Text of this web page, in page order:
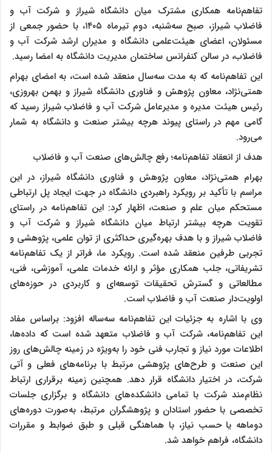
تفاهم‌نامه همکاری مشترک میان دانشگاه شیراز و شرکت آب و
فاضلاب شیراز، صبح سه‌شنبه، دوم تیرماه ۱۴۰۵، با حضور جمعی از
مسئولان، اعضای هیئت‌علمی دانشگاه و مدیران ارشد شرکت آب و
فاضلاب، در سالن کنفرانس ساختمان مدیریت دانشگاه به امضا رسید.
این تفاهم‌نامه که به مدت سه‌سال منعقد شده است، به امضای بهرام
همتی‌نژاد، معاون پژوهش و فناوری دانشگاه شیراز و بهمن بهروزی،
رئیس هیئت مدیره و مدیرعامل شرکت آب و فاضلاب شیراز رسید که
گامی مهم در راستای پیوند هرچه بیشتر صنعت و دانشگاه به شمار
می‌رود.
هدف از انعقاد تفاهم‌نامه؛ رفع چالش‌های صنعت آب و فاضلاب
بهرام همتی‌نژاد، معاون پژوهش و فناوری دانشگاه شیراز، در این
مراسم با تأکید بر رویکرد راهبردی دانشگاه در جهت ایجاد پل ارتباطی
مستحکم میان علم و صنعت، اظهار کرد: این تفاهم‌نامه در راستای
تقویت هرچه بیشتر ارتباط میان دانشگاه شیراز و شرکت آب و
فاضلاب شیراز و با هدف بهره‌گیری حداکثری از توان علمی، پژوهشی و
تجربی طرفین منعقد شده است. رویکرد ما، فراتر از یک تفاهم‌نامه
تشریفاتی، جلب همکاری مؤثر و ارائه خدمات علمی، آموزشی، فنی،
مطالعاتی و گسترش تحقیقات توسعه‌ای و کاربردی در حوزه‌های
اولویت‌دار صنعت آب و فاضلاب است.
وی با اشاره به جزئیات این تفاهم‌نامه سه‌ساله افزود: براساس مفاد
این تفاهم‌نامه، شرکت آب و فاضلاب متعهد شده است که داده‌ها،
اطلاعات مورد نیاز و تجارب فنی خود را به‌ویژه در زمینه چالش‌های روز
این صنعت و طرح‌های پژوهشی مرتبط با برنامه‌های فعلی و آتی
شرکت، در اختیار دانشگاه قرار دهد. همچنین زمینه برقراری ارتباط
نظام‌مند شرکت با تمامی دانشکده‌های دانشگاه و برگزاری جلسات
تخصصی با حضور استادان و پژوهشگران مرتبط، به‌صورت دوره‌های
دوماهه یا حسب نیاز، با هماهنگی قبلی و طبق ضوابط و مقررات
دانشگاه، فراهم خواهد شد.